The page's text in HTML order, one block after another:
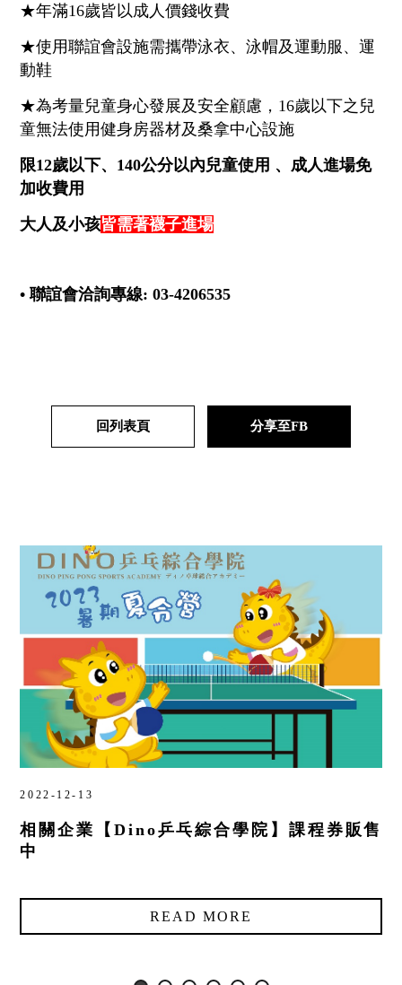
★年滿16歲皆以成人價錢收費
★使用聯誼會設施需攜帶泳衣、泳帽及運動服、運
動鞋
★為考量兒童身心發展及安全顧慮，16歲以下之兒
童無法使用健身房器材及桑拿中心設施
限12歲以下、140公分以內兒童使用 、成人進場免
加收費用
大人及小孩皆需著襪子進場
• 聯誼會洽詢專線: 03-4206535
回列表頁 分享至FB
2022-12-13
相關企業【Dino乒乓綜合學院】課程券販售
中
READ MORE